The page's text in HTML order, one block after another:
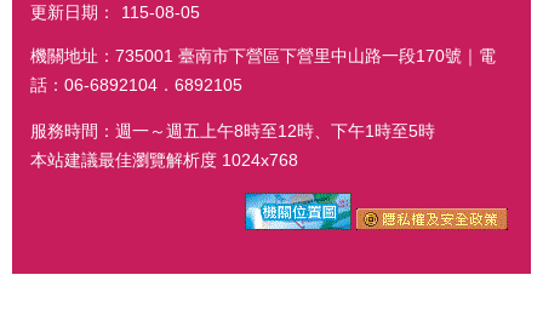
更新日期： 115-08-05
機關地址：735001 臺南市下營區下營里中山路一段170號｜電
話：06-6892104．6892105
服務時間：週一～週五上午8時至12時、下午1時至5時
本站建議最佳瀏覽解析度 1024x768